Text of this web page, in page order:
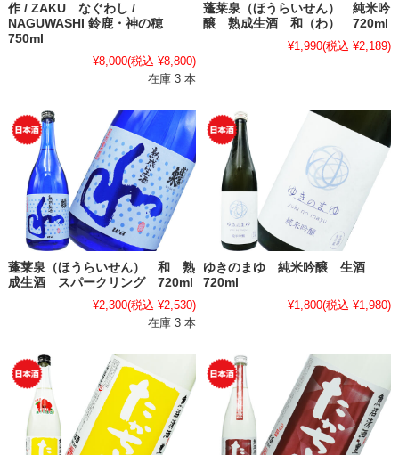
作 / ZAKU なぐわし /
NAGUWASHI 鈴鹿・神の穂
750ml
¥8,000(税込 ¥8,800)
在庫 3 本
蓬莱泉（ほうらいせん） 純米吟
醸 熟成生酒 和（わ） 720ml
¥1,990(税込 ¥2,189)
蓬莱泉（ほうらいせん） 和 熟
成生酒 スパークリング 720ml
¥2,300(税込 ¥2,530)
在庫 3 本
ゆきのまゆ 純米吟醸 生酒
720ml
¥1,800(税込 ¥1,980)